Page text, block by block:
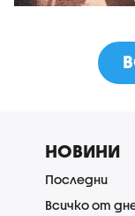
НОВИНИ
Последни
Всичко от